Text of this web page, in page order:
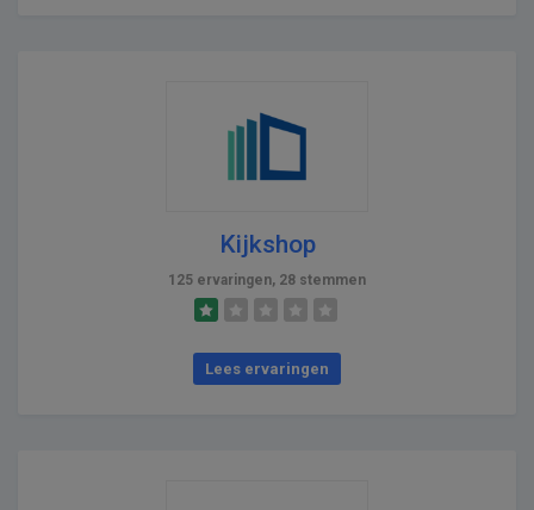
Kijkshop
125 ervaringen, 28 stemmen
Lees ervaringen